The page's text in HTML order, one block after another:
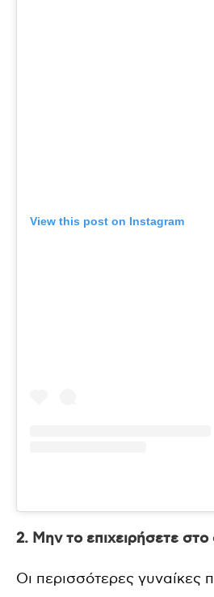
View this post on Instagram
2. Μην το επιχειρήσετε στο
Οι περισσότερες γυναίκες